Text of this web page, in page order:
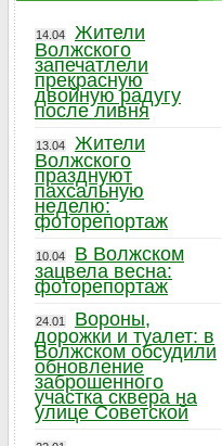
14.04
Жители
Волжского
запечатлели
прекрасную
двойную радугу
после ливня
13.04
Жители
Волжского
празднуют
пахсальную
неделю:
фоторепортаж
10.04
В Волжском
зацвела весна:
фоторепортаж
24.01
Вороны,
дорожки и туалет: в
Волжском обсудили
обновление
заброшенного
участка сквера на
улице Советской